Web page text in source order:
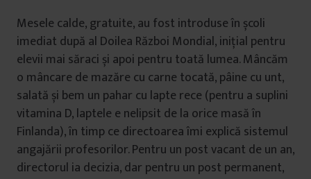
Mesele calde, gratuite, au fost introduse în școli
imediat după al Doilea Război Mondial, inițial pentru
elevii mai săraci și apoi pentru toată lumea. Mâncăm
o mâncare de mazăre cu carne tocată, pâine cu unt,
salată și bem un pahar cu lapte rece (pentru a suplini
vitamina D, laptele e nelipsit de la orice masă în
Finlanda), în timp ce directoarea îmi explică sistemul
angajării profesorilor. Pentru un post vacant de un an,
directorul ia decizia, dar pentru un post permanent,